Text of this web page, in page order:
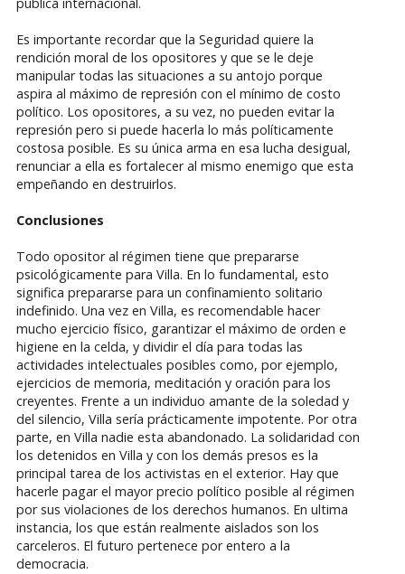
publica internacional.
Es importante recordar que la Seguridad quiere la
rendición moral de los opositores y que se le deje
manipular todas las situaciones a su antojo porque
aspira al máximo de represión con el mínimo de costo
político. Los opositores, a su vez, no pueden evitar la
represión pero si puede hacerla lo más políticamente
costosa posible. Es su única arma en esa lucha desigual,
renunciar a ella es fortalecer al mismo enemigo que esta
empeñando en destruirlos.
Conclusiones
Todo opositor al régimen tiene que prepararse
psicológicamente para Villa. En lo fundamental, esto
significa prepararse para un confinamiento solitario
indefinido. Una vez en Villa, es recomendable hacer
mucho ejercicio físico, garantizar el máximo de orden e
higiene en la celda, y dividir el día para todas las
actividades intelectuales posibles como, por ejemplo,
ejercicios de memoria, meditación y oración para los
creyentes. Frente a un individuo amante de la soledad y
del silencio, Villa sería prácticamente impotente. Por otra
parte, en Villa nadie esta abandonado. La solidaridad con
los detenidos en Villa y con los demás presos es la
principal tarea de los activistas en el exterior. Hay que
hacerle pagar el mayor precio político posible al régimen
por sus violaciones de los derechos humanos. En ultima
instancia, los que están realmente aislados son los
carceleros. El futuro pertenece por entero a la
democracia.